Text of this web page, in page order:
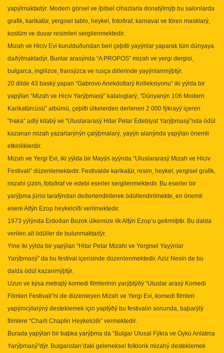
yapýlmaktadýr. Modern görsel ve iþitsel cihazlarla donatýlmýþ bu salonlarda
grafik, karikatür, yergisel tablo, heykel, fotoðraf, karnaval ve tören masklarý,
kostüm ve duvar resimleri sergilenmektedir.
Mizah ve Hiciv Evi kurulduðundan beri çeþitli yayýnlar yaparak tüm dünyaya
daðýtmaktadýr. Bunlar arasýnda “A PROPOS” mizah ve yergi dergisi,
bulgarca, ingilizce, fransýzca ve rusça dillerinde yayýnlanmýþtýr.
20 dilde 43 baský yapan “Gabrovo Anekdotlarý Kolleksiyonu” iki yýlda bir
yapýlan “Mizah ve Hiciv Yarýþmasý” kataloglarý, “Dünyanýn 106 Modern
Karikatürcüsü” albümü, çeþitli ülkelerden derlenen 2 000 fýkrayý içeren
“Þaka” adlý kitabý ve “Uluslararasý Hitar Petar Edebiyat Yarýþmasý”nda ödül
kazanan mizah yazarlarýnýn çalýþmalarý, yayýn alanýnda yapýlan önemli
etkinliklerdir.
Mizah ve Yergi Evi, iki yýlda bir Mayýs ayýnda “Uluslararasý Mizah ve Hiciv
Festivali” düzenlemektedir. Festivalde karikatür, resim, heykel, yergisel grafik,
mizahi çizim, fotoðraf ve edebi eserler sergilenmektedir. Bu eserler bir
yarýþma jürisi tarafýndan deðerlendirilerek ödüllendirilmekte, en önemli
esere Altýn Ezop heykelciði verilmektedir.
1973 yýlýnda Erdoðan Bozok ülkemize ilk Altýn Ezop’u getirmiþtir. Bu dalda
verilen alt ödüller de bulunmaktadýr.
Yine iki yýlda bir yapýlan “Hitar Petar Mizahi ve Yergisel Yayýnlar
Yarýþmasý” da bu festival içerisinde düzenlenmektedir. Aziz Nesin de bu
dalda ödül kazanmýþtýr.
Uzun ve kýsa metrajlý komedi filmlerinin yarýþtýðý “Uluslar arasý Komedi
Filmleri Festivali”ni de düzenleyen Mizah ve Yergi Evi, komedi filmleri
yapýmcýlarýný desteklemek için yaptýðý bu festivalin sonunda, baþarýlý
filmlere “Charli Chaplin Heykelciði” vermektedir.
Burada yapýlan bir baþka yarýþma da “Bulgar Ulusal Fýkra ve Öykü Anlatma
Yarýþmasý”dýr. Bulgaristan’daki geleneksel folklorik mizahý desteklemek